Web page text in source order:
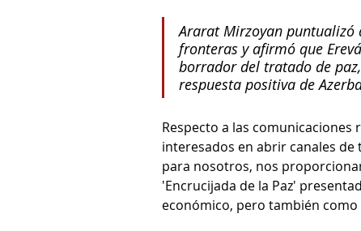
Ararat Mirzoyan puntualizó
fronteras y afirmó que
borrador del tratado de
respuesta positiva de
Respecto a las comunicaciones
interesados en abrir canales
para nosotros, nos
'Encrucijada de la Paz'
económico, pero también